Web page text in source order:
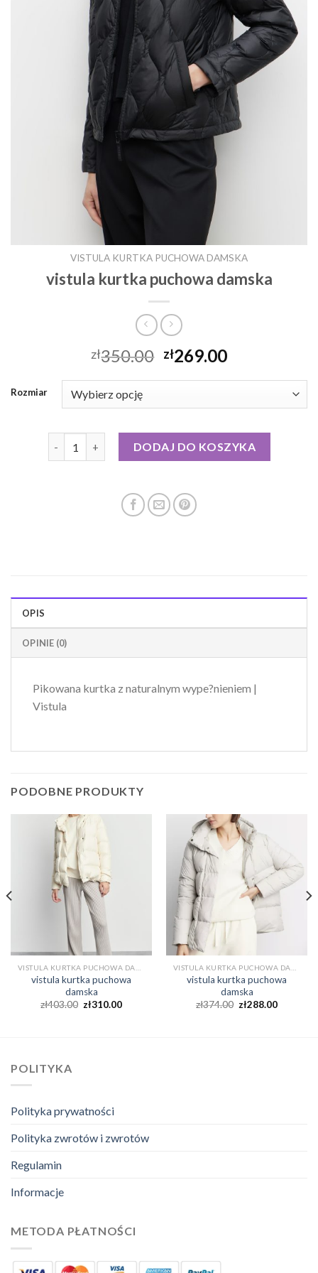
VISTULA KURTKA PUCHOWA DAMSKA
vistula kurtka puchowa damska
zł350.00 zł269.00
Rozmiar
DODAJ DO KOSZYKA
OPIS
OPINIE (0)
Pikowana kurtka z naturalnym wype?nieniem |
Vistula
PODOBNE PRODUKTY
vistula kurtka puchowa
damska
zł403.00 zł310.00
vistula kurtka puchowa
damska
zł374.00 zł288.00
POLITYKA
Polityka prywatności
Polityka zwrotów i zwrotów
Regulamin
Informacje
METODA PŁATNOŚCI